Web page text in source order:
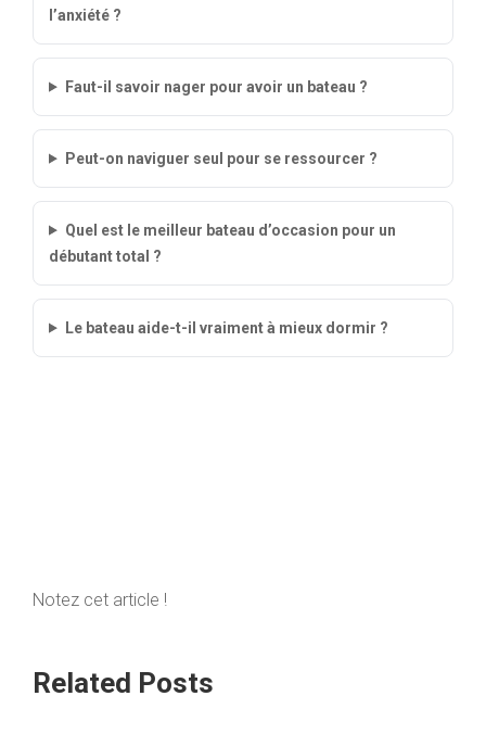
l’anxiété ?
Faut-il savoir nager pour avoir un bateau ?
Peut-on naviguer seul pour se ressourcer ?
Quel est le meilleur bateau d’occasion pour un
débutant total ?
Le bateau aide-t-il vraiment à mieux dormir ?
Notez cet article !
Related Posts